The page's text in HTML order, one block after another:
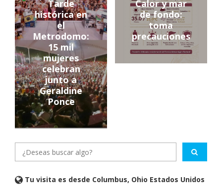
Tarde
histórica en
el
Metrodomo:
15 mil
mujeres
celebran
junto a
Geraldine
Ponce
Calor y mar
de fondo:
toma
precauciones
Tu visita es desde Columbus, Ohio Estados Unidos